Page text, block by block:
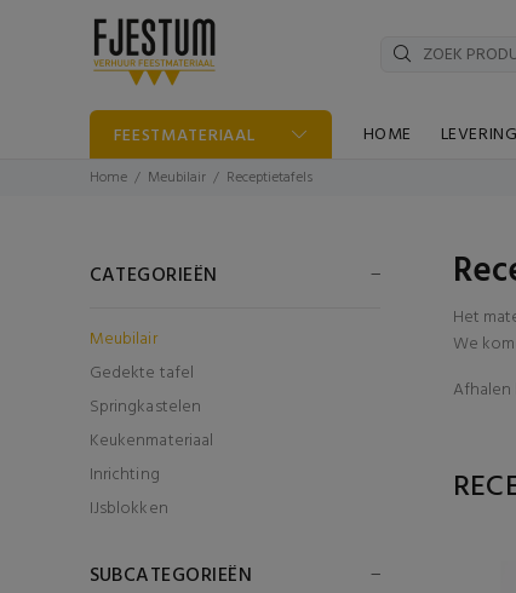
FEESTMATERIAAL HOME
Home
Meubilair Receptietafels
CATEGORIEËN
Meubilair
Gedekte tafel
Springkastelen
Keukenmateriaal
Inrichting
IJsblokken
SUBCATEGORIEËN
Het
We
Afhalen